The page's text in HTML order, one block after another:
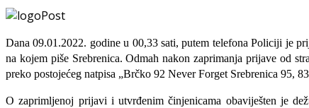
Dana 09.01.2022. godine u 00,33 sati, putem telefona Policiji je
na kojem piše Srebrenica. Odmah nakon zaprimanja prijave od
preko postojećeg natpisa „Brčko 92 Never Forget Srebrenica 95,
O zaprimljenoj prijavi i utvrđenim činjenicama obaviješten je